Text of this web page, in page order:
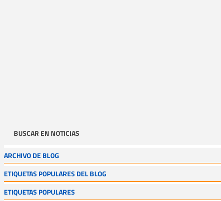
BUSCAR EN NOTICIAS
ARCHIVO DE BLOG
ETIQUETAS POPULARES DEL BLOG
ETIQUETAS POPULARES